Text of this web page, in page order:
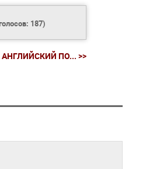
187)
АНГЛИЙСКИЙ ПО... >>